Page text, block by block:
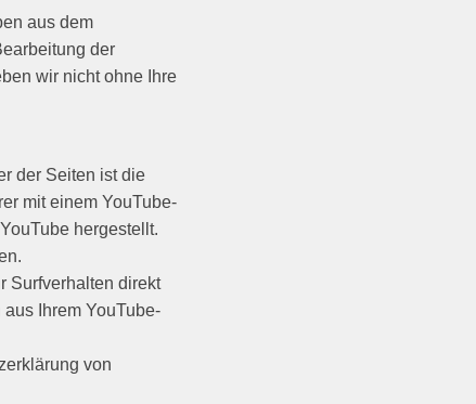
aus dem
der
wir nicht ohne Ihre
der Seiten ist die
mit einem YouTube-
hergestellt.
Surfverhalten direkt
Ihrem YouTube-
von